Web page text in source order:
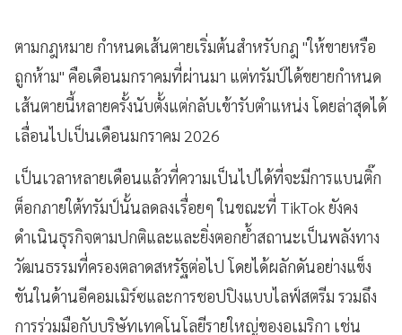
ตามกฎหมาย กำหนดเส้นตายเริ่มต้นสำหรับกฎ "ให้ขายหรือ
ถูกห้าม" คือเดือนมกราคมที่ผ่านมา แต่ทรัมป์ได้ขยายกำหนด
เส้นตายนี้หลายครั้งนับตั้งแต่กลับเข้ารับตำแหน่ง โดยล่าสุดได้
เลื่อนไปเป็นเดือนมกราคม 2026
เป็นเวลาหลายเดือนแล้วที่ความเป็นไปได้ที่จะมีการแบนติ๊ก
ต็อกภายใต้ทรัมป์นั้นลดลงเรื่อยๆ ในขณะที่ TikTok ยังคง
ดำเนินธุรกิจตามปกติและและยิ่งตอกย้ำสถานะเป็นพลังทาง
วัฒนธรรมที่ครองตลาดสหรัฐต่อไป โดยได้ผลักดันอย่างแข็ง
ขันในด้านอีคอมเมิร์ซและการชอปปิงแบบไลฟ์สตรีม รวมถึง
การร่วมมือกับบริษัทเทคโนโลยีรายใหญ่ของอเมริกา เช่น